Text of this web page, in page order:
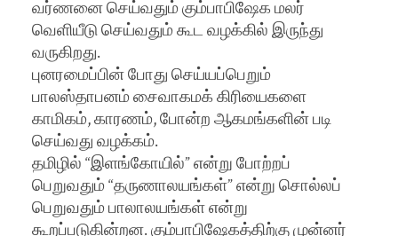
வர்ணனை செய்வதும் கும்பாபிஷேக மலர்
வெளியீடு செய்வதும் கூட வழக்கில் இருந்து
வருகிறது.
புனரமைப்பின் போது செய்யப்பெறும்
பாலஸ்தாபனம் சைவாகமக் கிரியைகளை
காமிகம், காரணம், போன்ற ஆகமங்களின் படி
செய்வது வழக்கம்.
தமிழில் “இளங்கோயில்” என்று போற்றப்
பெறுவதும் “தருணாலயங்கள்” என்று சொல்லப்
பெறுவதும் பாலாலயங்கள் என்று
கூறப்படுகின்றன. கும்பாபிஷேகத்திற்கு முன்னர்